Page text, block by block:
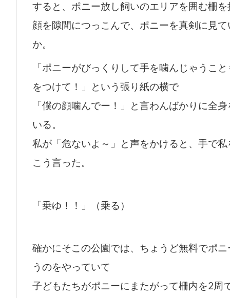
すると、ポニー放し飼いのエリアを囲む柵
顔を隙間につっこんで、ポニーを真剣に見
か。
「ポニーがびっくりして手を噛んじゃうこ
をつけて！」という張り紙の横で
「僕の顔噛んでー！」と言わんばかりに全
いる。
私が「危ないよ～」と声をかけると、手で
こう言った。
「乗ゆ！！」（乗る）
確かにそこの公園では、ちょうど無料でポ
うのをやっていて
子どもたちがポニーにまたがって柵内を2周